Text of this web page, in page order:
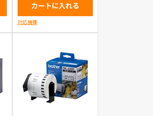
カートに入れる
対応機種